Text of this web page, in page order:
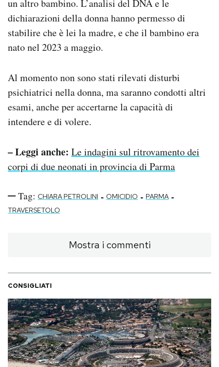
un altro bambino. L’analisi del DNA e le
dichiarazioni della donna hanno permesso di
stabilire che è lei la madre, e che il bambino era
nato nel 2023 a maggio.
Al momento non sono stati rilevati disturbi
psichiatrici nella donna, ma saranno condotti altri
esami, anche per accertarne la capacità di
intendere e di volere.
– Leggi anche: Le indagini sul ritrovamento dei
corpi di due neonati in provincia di Parma
Tag: CHIARA PETROLINI - OMICIDIO - PARMA -
TRAVERSETOLO
Mostra i commenti
CONSIGLIATI